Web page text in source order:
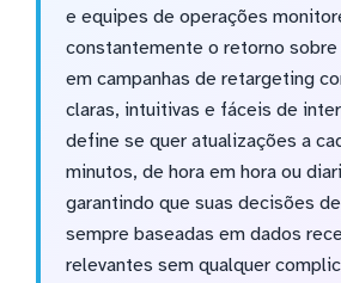
e equipes de operações
constantemente o retorno
em campanhas de retargeting
claras, intuitivas e fáceis de
define se quer atualizações a
minutos, de hora em hora ou
garantindo que suas decisões
sempre baseadas em dados
relevantes sem qualquer